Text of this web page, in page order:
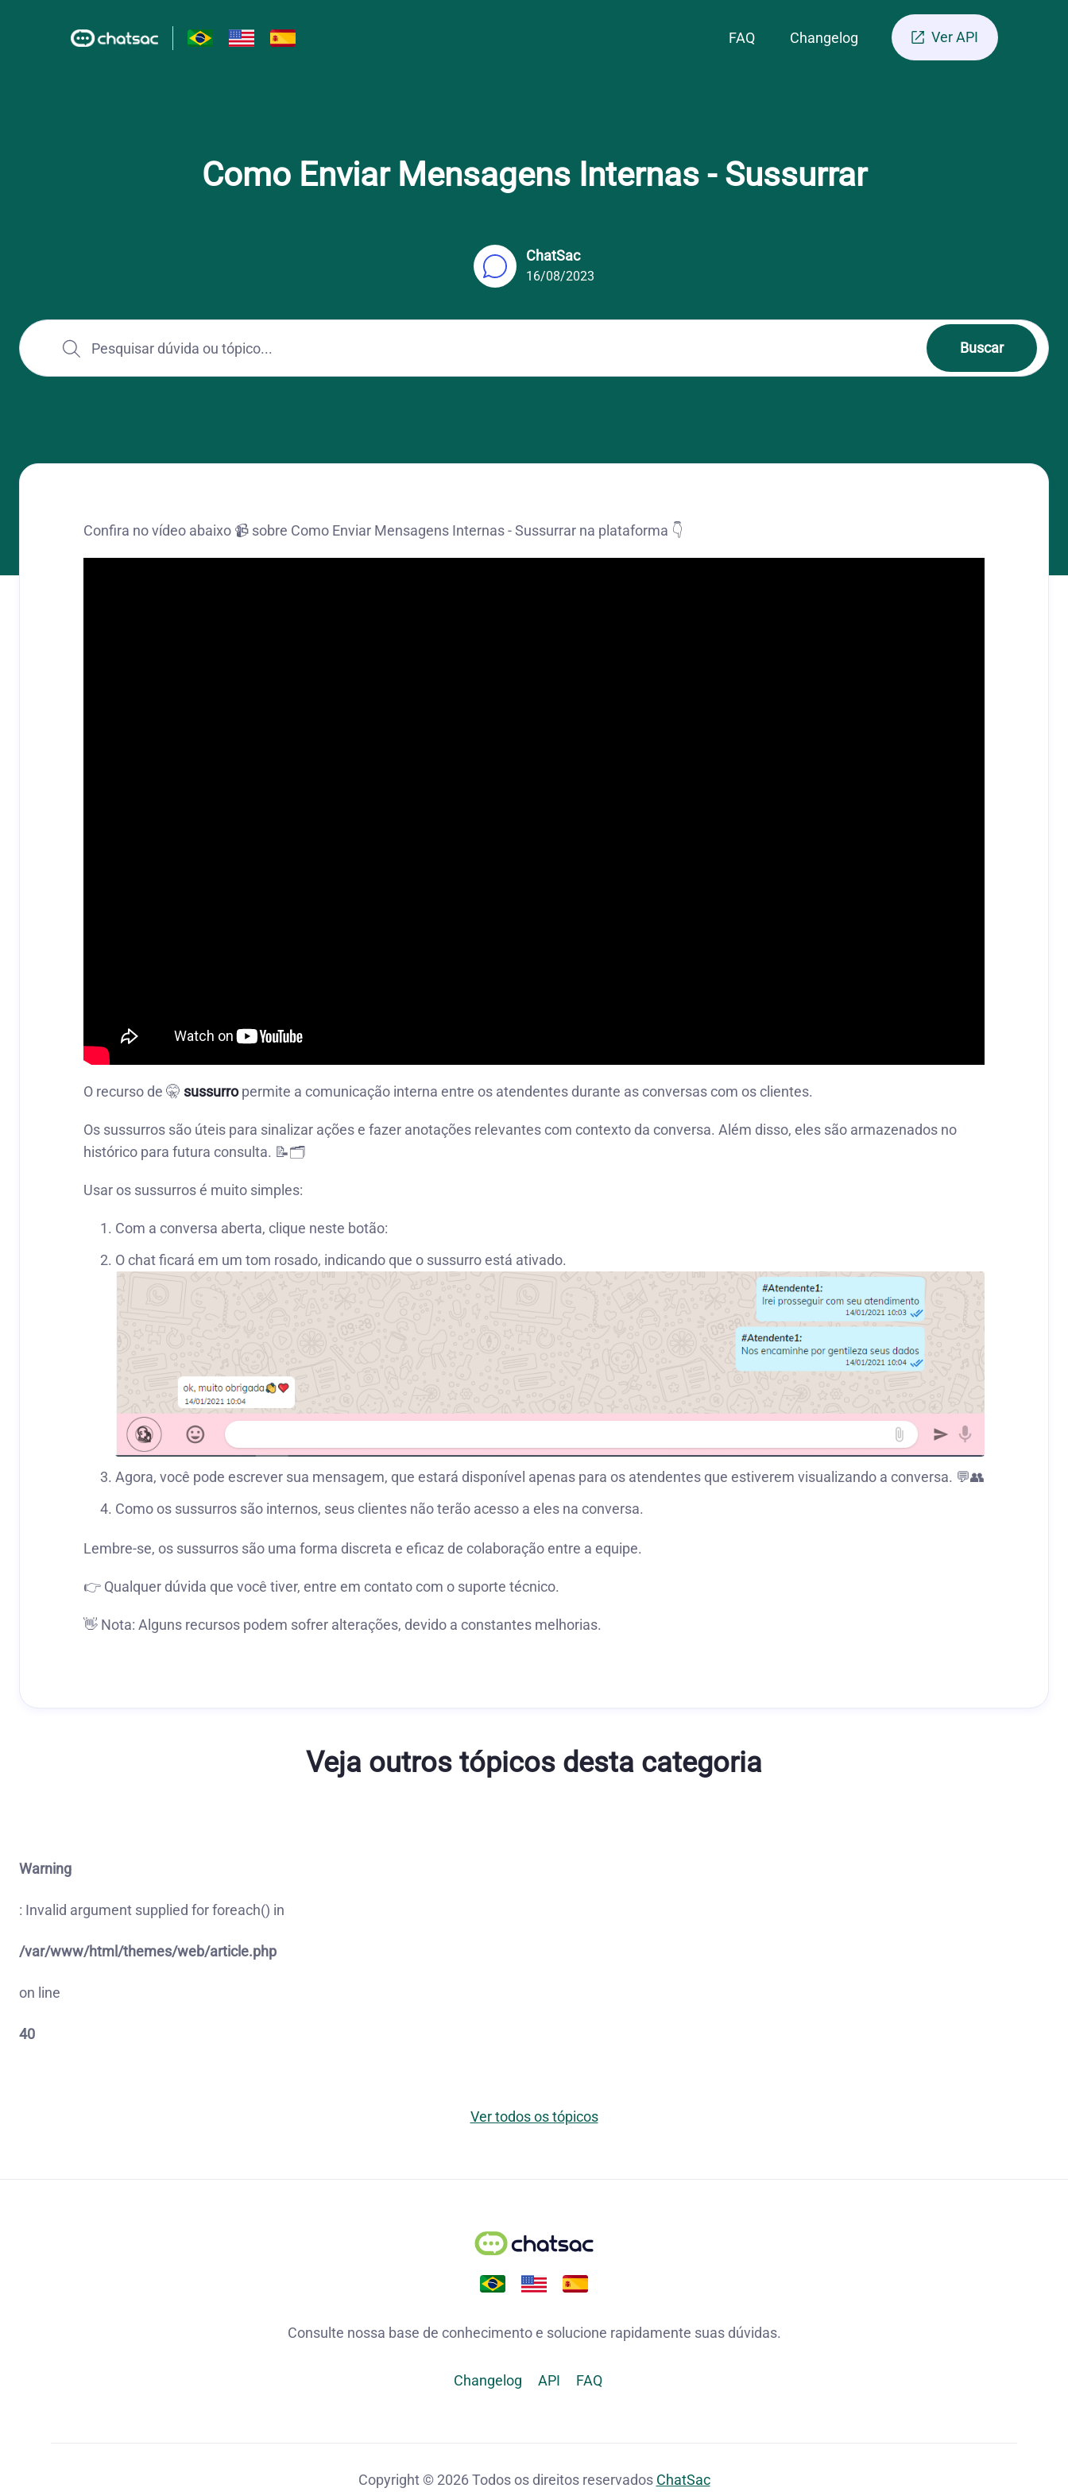
FAQ Changelog  Ver API
Como Enviar Mensagens Internas - Sussurrar
ChatSac
16/08/2023
Confira no vídeo abaixo 📹 sobre Como Enviar Mensagens Internas - Sussurrar na plataforma 👇
O recurso de 🤫 sussurropermite a comunicação interna entre os atendentes durante as conversas com os clientes.
Os sussurros são úteis para sinalizar ações e fazer anotações relevantes com contexto da conversa. Além disso, eles são armazenados no
histórico para futura consulta. 📝🗂️
Usar os sussurros é muito simples:
Com a conversa aberta, clique neste botão:
O chat ficará em um tom rosado, indicando que o sussurro está ativado.
Agora, você pode escrever sua mensagem, que estará disponível apenas para os atendentes que estiverem visualizando a conversa. 💬👥
Como os sussurros são internos, seus clientes não terão acesso a eles na conversa.
Lembre-se, os sussurros são uma forma discreta e eficaz de colaboração entre a equipe.
👉 Qualquer dúvida que você tiver, entre em contato com o suporte técnico.
👋 Nota: Alguns recursos podem sofrer alterações, devido a constantes melhorias.
Veja outros tópicos desta categoria
Warning
: Invalid argument supplied for foreach() in
/var/www/html/themes/web/article.php
on line
40
Ver todos os tópicos
Consulte nossa base de conhecimento e solucione rapidamente suas dúvidas.
Changelog API FAQ
Copyright © 2026 Todos os direitos reservados ChatSac